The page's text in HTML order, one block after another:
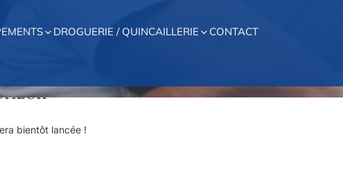
DROGUERIE / QUINCAILLERIE CONTACT
bientôt lancée !